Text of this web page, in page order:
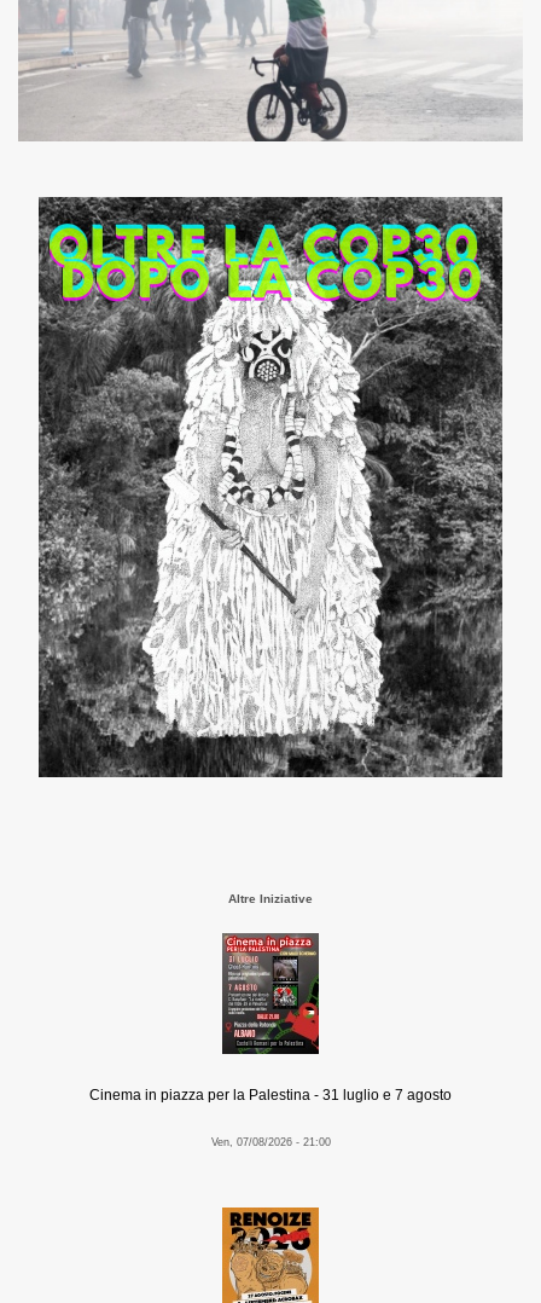
Altre Iniziative
Cinema in piazza per la Palestina - 31 luglio e 7 agosto
Ven, 07/08/2026 - 21:00